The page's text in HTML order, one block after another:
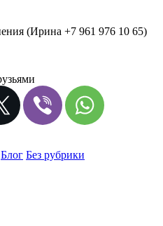
(Ирина +7 961 976 10 65)
Блог Без рубрики